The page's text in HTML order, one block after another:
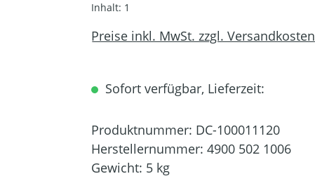
Inhalt: 1
Preise inkl. MwSt. zzgl. Versandkosten
Sofort verfügbar, Lieferzeit:
Produktnummer: DC-100011120
Herstellernummer: 4900 502 1006
Gewicht: 5 kg